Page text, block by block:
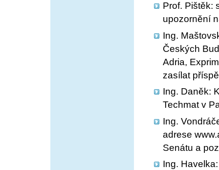
Prof. Pištěk:
upozornění
Ing.
Českých
Adria,
zasílat
Ing. Daněk:
Techmat v
Ing.
adrese
Senátu a
Ing.